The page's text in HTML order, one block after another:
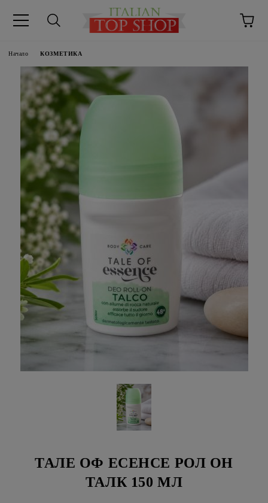
Начало КОЗМЕТИКА
ТАЛЕ ОФ ЕСЕНСЕ РОЛ ОН
ТАЛК 150 МЛ